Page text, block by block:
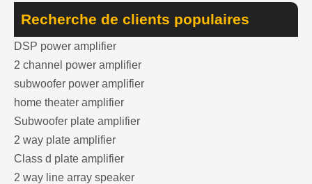
Recherche de clients populaires
DSP power amplifier
2 channel power amplifier
subwoofer power amplifier
home theater amplifier
Subwoofer plate amplifier
2 way plate amplifier
Class d plate amplifier
2 way line array speaker